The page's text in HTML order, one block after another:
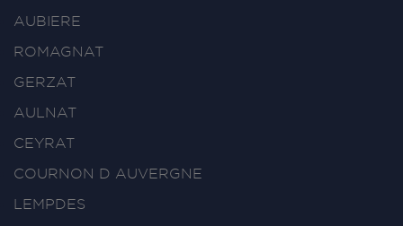
AUBIERE
ROMAGNAT
GERZAT
AULNAT
CEYRAT
COURNON D AUVERGNE
LEMPDES